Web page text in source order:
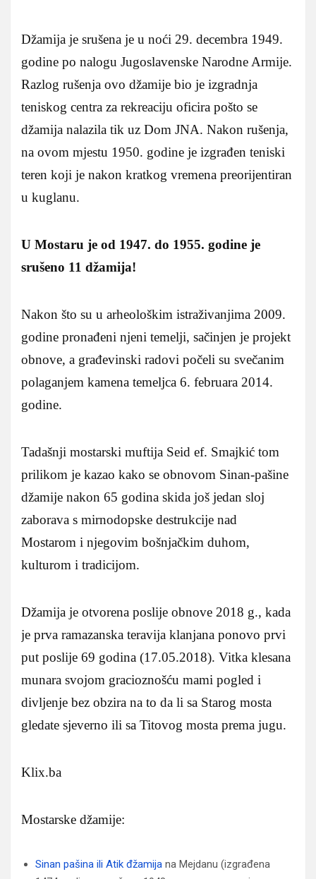
Džamija je srušena je u noći 29. decembra 1949.
godine po nalogu Jugoslavenske Narodne Armije.
Razlog rušenja ovo džamije bio je izgradnja
teniskog centra za rekreaciju oficira pošto se
džamija nalazila tik uz Dom JNA. Nakon rušenja,
na ovom mjestu 1950. godine je izgrađen teniski
teren koji je nakon kratkog vremena preorijentiran
u kuglanu.
U Mostaru je od 1947. do 1955. godine je
srušeno 11 džamija!
Nakon što su u arheološkim istraživanjima 2009.
godine pronađeni njeni temelji, sačinjen je projekt
obnove, a građevinski radovi počeli su svečanim
polaganjem kamena temeljca 6. februara 2014.
godine.
Tadašnji mostarski muftija Seid ef. Smajkić tom
prilikom je kazao kako se obnovom Sinan-pašine
džamije nakon 65 godina skida još jedan sloj
zaborava s mirnodopske destrukcije nad
Mostarom i njegovim bošnjačkim duhom,
kulturom i tradicijom.
Džamija je otvorena poslije obnove 2018 g., kada
je prva ramazanska teravija klanjana ponovo prvi
put poslije 69 godina (17.05.2018). Vitka klesana
munara svojom gracioznošću mami pogled i
divljenje bez obzira na to da li sa Starog mosta
gledate sjeverno ili sa Titovog mosta prema jugu.
Klix.ba
Mostarske džamije:
Sinan pašina ili Atik đžamija na Mejdanu (izgrađena